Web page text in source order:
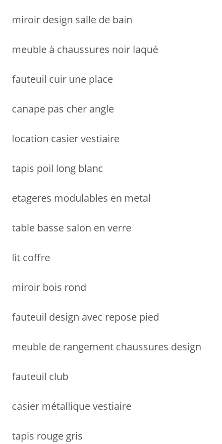
miroir design salle de bain
meuble à chaussures noir laqué
fauteuil cuir une place
canape pas cher angle
location casier vestiaire
tapis poil long blanc
etageres modulables en metal
table basse salon en verre
lit coffre
miroir bois rond
fauteuil design avec repose pied
meuble de rangement chaussures design
fauteuil club
casier métallique vestiaire
tapis rouge gris